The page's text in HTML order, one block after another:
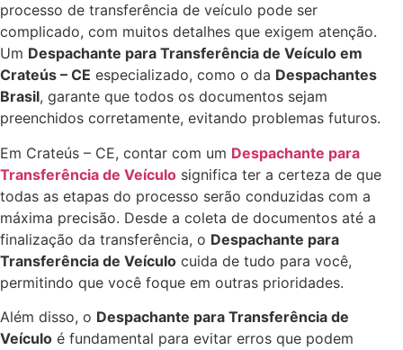
processo de transferência de veículo pode ser
complicado, com muitos detalhes que exigem atenção.
Um Despachante para Transferência de Veículo em
Crateús – CE especializado, como o da Despachantes
Brasil, garante que todos os documentos sejam
preenchidos corretamente, evitando problemas futuros.
Em Crateús – CE, contar com um Despachante para
Transferência de Veículo significa ter a certeza de que
todas as etapas do processo serão conduzidas com a
máxima precisão. Desde a coleta de documentos até a
finalização da transferência, o Despachante para
Transferência de Veículo cuida de tudo para você,
permitindo que você foque em outras prioridades.
Além disso, o Despachante para Transferência de
Veículo é fundamental para evitar erros que podem